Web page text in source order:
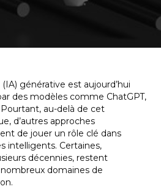
générative est aujourd’hui
des modèles comme ChatGPT,
Pourtant, au-delà de cet
d’autres approches
de jouer un rôle clé dans
intelligents. Certaines,
décennies, restent
domaines de